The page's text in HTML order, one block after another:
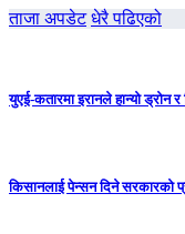
ताजा अपडेट धेरै पढिएको
युएई-कतारमा इरानले हान्यो ड्रोन
किसानलाई पेन्सन दिने सरकारको